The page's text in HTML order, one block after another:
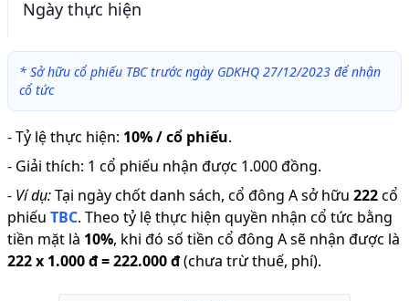
Ngày thực hiện
* Sở hữu cổ phiếu TBC trước ngày GDKHQ 27/12/2023 để nhận
cổ tức
-Tỷ lệ thực hiện: 10% / cổ phiếu.
- Giải thích: 1 cổ phiếu nhận được 1.000 đồng.
- Ví dụ:Tại ngày chốt danh sách, cổ đông A sở hữu 222cổ
phiếu TBC. Theo tỷ lệ thực hiện quyền nhận cổ tức bằng
tiền mặt là 10%, khi đó số tiền cổ đông A sẽ nhận được là
222x 1.000 đ=222.000 đ(chưa trừ thuế, phí).